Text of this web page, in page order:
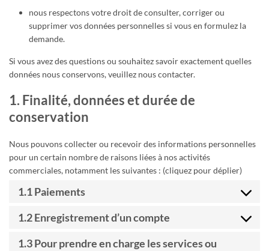
nous respectons votre droit de consulter, corriger ou
supprimer vos données personnelles si vous en formulez la
demande.
Si vous avez des questions ou souhaitez savoir exactement quelles
données nous conservons, veuillez nous contacter.
1. Finalité, données et durée de
conservation
Nous pouvons collecter ou recevoir des informations personnelles
pour un certain nombre de raisons liées à nos activités
commerciales, notamment les suivantes : (cliquez pour déplier)
1.1 Paiements
1.2 Enregistrement d’un compte
1.3 Pour prendre en charge les services ou